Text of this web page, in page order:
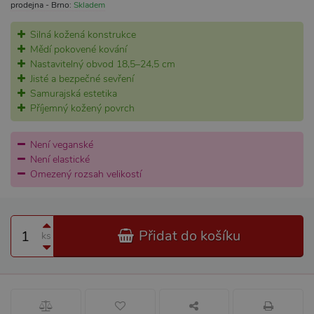
prodejna - Brno: Skladem
Silná kožená konstrukce
Mědí pokovené kování
Nastavitelný obvod 18,5–24,5 cm
Jisté a bezpečné sevření
Samurajská estetika
Příjemný kožený povrch
Není veganské
Není elastické
Omezený rozsah velikostí
ks Přidat do košíku